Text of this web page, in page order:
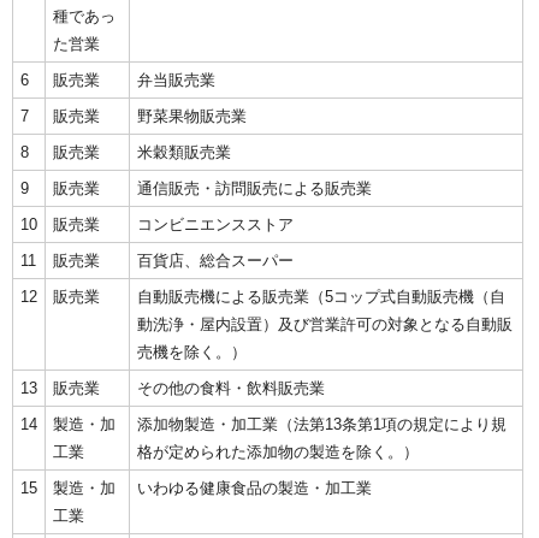
種であっ
た営業
6 販売業
弁当販売業
7
販売業
野菜果物販売業
8
販売業
米穀類販売業
9
販売業
通信販売・訪問販売による販売業
10
販売業
コンビニエンスストア
11
販売業
百貨店、総合スーパー
12
販売業
自動販売機による販売業（5コップ式自動販売機（自
動洗浄・屋内設置）及び営業許可の対象となる自動販
売機を除く。）
13
販売業
その他の食料・飲料販売業
14
製造・加
工業
添加物製造・加工業（法第13条第1項の規定により規
格が定められた添加物の製造を除く。）
15
製造・加
工業
いわゆる健康食品の製造・加工業